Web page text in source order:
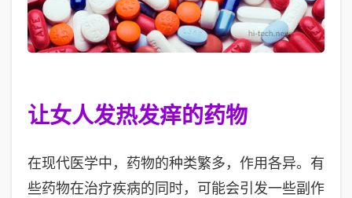
让女人发热发痒的药物
在现代医学中，药物的种类繁多，作用各异。有
些药物在治疗疾病的同时，可能会引发一些副作